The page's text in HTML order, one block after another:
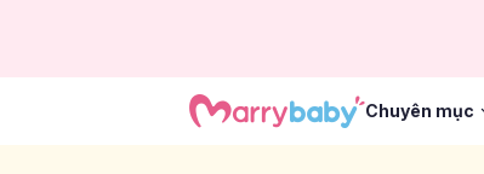
Chuyên mục